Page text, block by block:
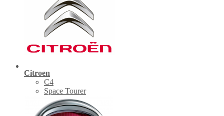
Citroen
C4
Space Tourer